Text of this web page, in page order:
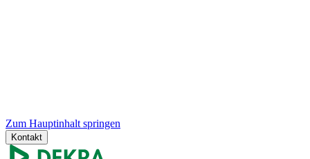
Zum Hauptinhalt springen
Kontakt